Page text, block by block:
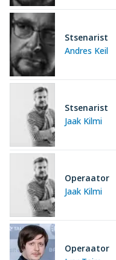
Andres Keil
Stsenarist
Jaak Kilmi
Stsenarist
Jaak Kilmi
Operaator
Operaator